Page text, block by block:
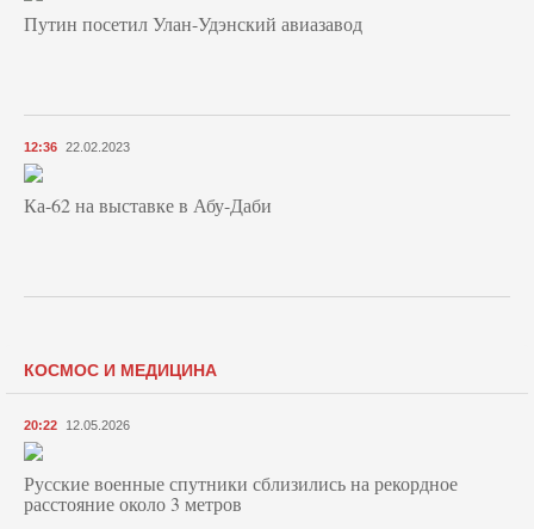
Путин посетил Улан-Удэнский авиазавод
12:36 22.02.2023
Ка-62 на выставке в Абу-Даби
КОСМОС И МЕДИЦИНА
20:22 12.05.2026
Русские военные спутники сблизились на рекордное
расстояние около 3 метров